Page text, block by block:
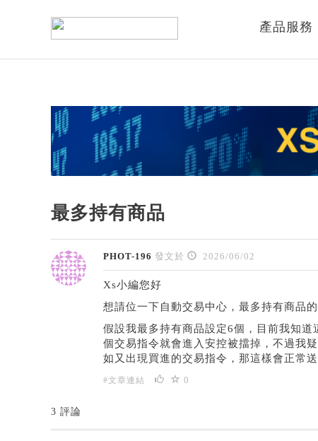
產品服務
最多持有商品
PHOT-196 發文於 2026/06/02
Xs小編您好
想請位一下自動交易中心，最多持有商品的
假設我最多持有商品設定6個，目前我知
個交易指令就會進入安控被擋掉，不過我
如又出現買進的交易指令，那這樣會正常
#文章連結 0
3 評論